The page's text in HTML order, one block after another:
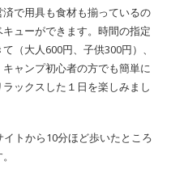
で用具も食材も揃っているの
ューができます。時間の指定
（大人600円、子供300円）、
ャンプ初心者の方でも簡単に
ックスした１日を楽しみまし
トから10分ほど歩いたところ